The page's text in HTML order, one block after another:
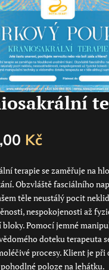
Kč
terapie se zaměřuje na
Obzvláště fasciálního
těle neustálý pocit
nespokojenosti až
bloky. Pomocí jemné
doteku terapeuta
procesy. Klient je při
poloze na lehátku.